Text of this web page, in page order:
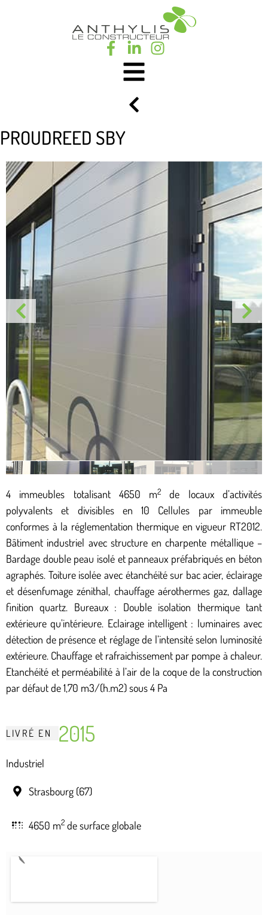
PROUDREED SBY
4 immeubles totalisant 4650 m2
de locaux d’activités
polyvalents et divisibles en 10 Cellules par immeuble
conformes à la réglementation thermique en vigueur RT2012.
Bâtiment industriel avec structure en charpente métallique –
Bardage double peau isolé et panneaux préfabriqués en béton
agraphés. Toiture isolée avec étanchéité sur bac acier, éclairage
et désenfumage zénithal, chauffage aérothermes gaz, dallage
finition quartz. Bureaux : Double isolation thermique tant
extérieure qu’intérieure. Eclairage intelligent : luminaires avec
détection de présence et réglage de l’intensité selon luminosité
extérieure. Chauffage et rafraichissement par pompe à chaleur.
Etanchéité et perméabilité à l’air de la coque de la construction
par défaut de 1,70 m3/(h.m2) sous 4 Pa
LIVRÉ EN 2015
Industriel
Strasbourg (67)
4650 m2 de surface globale